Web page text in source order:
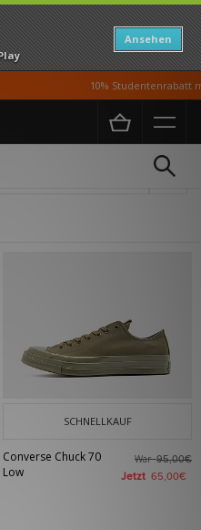
Ansehen
10% Studentenrabatt
SCHNELLKAUF
Converse Chuck 70
Low
War95,00€
Jetzt 65,00€